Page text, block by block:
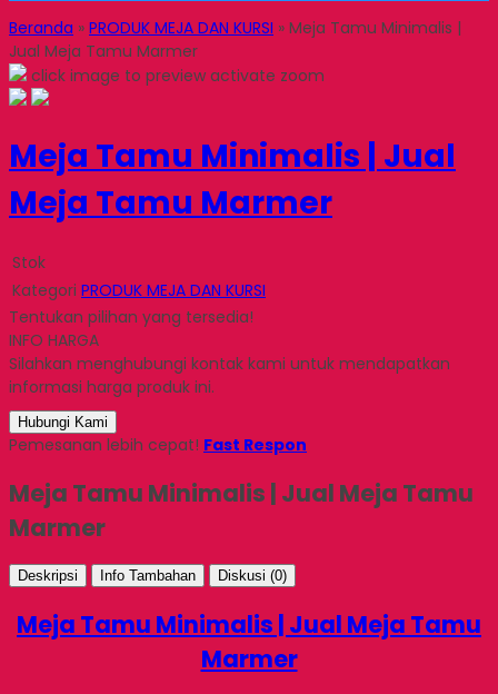
Beranda » PRODUK MEJA DAN KURSI » Meja Tamu Minimalis |
Jual Meja Tamu Marmer
click image to preview activate zoom
Meja Tamu Minimalis | Jual
Meja Tamu Marmer
Stok
Kategori PRODUK MEJA DAN KURSI
Tentukan pilihan yang tersedia!
INFO HARGA
Silahkan menghubungi kontak kami untuk mendapatkan
informasi harga produk ini.
Hubungi Kami
Pemesanan lebih cepat! Fast Respon
Meja Tamu Minimalis | Jual Meja Tamu
Marmer
Deskripsi Info Tambahan Diskusi (0)
Meja Tamu Minimalis | Jual Meja Tamu
Marmer